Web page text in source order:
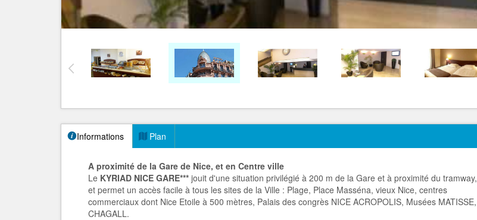
Informations Plan
A proximité de la Gare de Nice, et en Centre ville
Le KYRIAD NICE GARE*** jouit d'une situation privilégié à 200 m de la Gare et à proximité du tramway,
et permet un accès facile à tous les sites de la Ville : Plage, Place Masséna, vieux Nice, centres
commerciaux dont Nice Etoile à 500 mètres, Palais des congrès NICE ACROPOLIS, Musées MATISSE,
CHAGALL.